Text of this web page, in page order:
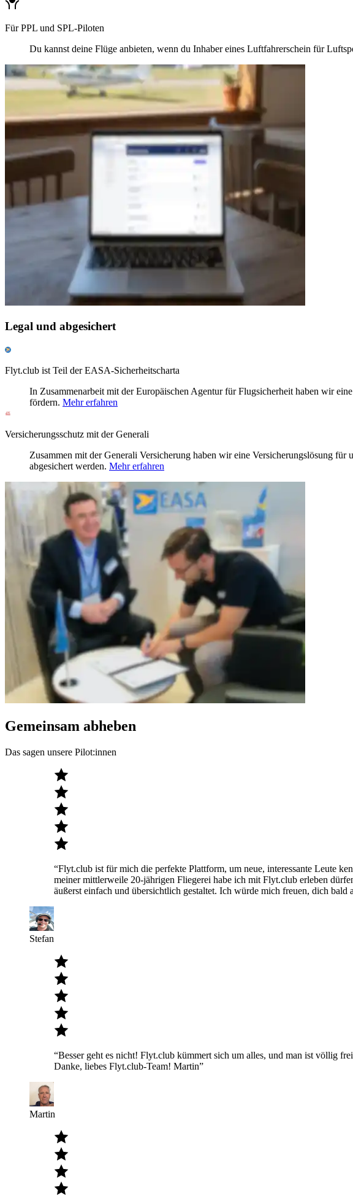
Für PPL und SPL-Piloten
Du kannst deine Flüge anbieten, wenn du Inhaber eines Luftfahrerschein für
Legal und abgesichert
Flyt.club ist Teil der EASA-Sicherheitscharta
In Zusammenarbeit mit der Europäischen Agentur für Flugsicherheit haben wir
fördern. Mehr erfahren
Versicherungsschutz mit der Generali
Zusammen mit der Generali Versicherung haben wir eine Versicherungslösung
abgesichert werden. Mehr erfahren
Gemeinsam abheben
Das sagen unsere Pilot:innen
“Flyt.club ist für mich die perfekte Plattform, um neue, interessante Leute
meiner mittlerweile 20-jährigen Fliegerei habe ich mit Flyt.club erleben
äußerst einfach und übersichtlich gestaltet. Ich würde mich freuen, dich
Stefan
“Besser geht es nicht! Flyt.club kümmert sich um alles, und man ist völlig
Danke, liebes Flyt.club-Team! Martin”
Martin